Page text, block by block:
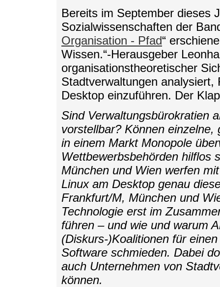
Bereits im September dieses
Sozialwissenschaften der
Organisation - Pfad“
Wissen.“-Herausgeber
organisationstheoretischer
Stadtverwaltungen
Desktop einzuführen. Der
Sind Verwaltungsbürokratien
vorstellbar? Können
in einem Markt Monopole
Wettbewerbsbehörden hilflos
München und Wien werfen
Linux am Desktop genau
Frankfurt/M, München und
Technologie erst im
führen – und wie und warum
(Diskurs-)Koalitionen für
Software schmieden. Dabei
auch Unternehmen von
können.